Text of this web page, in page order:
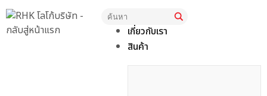
เกี่ยวกับเรา
สินค้า